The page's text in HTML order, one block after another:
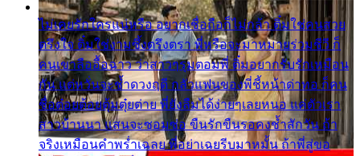
ไม่เคยรักใครแน่หรือ อยากเชื่อถือก็ไม่กล้า ติ๋มใช่คนสวย
ตรึงใจ ติ๋มใช่งามซึ้งตรึงตรา พี่หรือจะมาหมายร่วมชีวี ก็
คนเขาลืออื้อฉาว ว่าสาวๆรุมตอมพี่ ติ๋มอยากรับรักเหมือน
กัน แต่หวั่นจะช้ำดวงฤดี กลัวแฟนของพี่ชี้หน้าด่าทอ ก็คน
ชื่อต๋อยต้อยตุ้มตุ๋ยต่าย พี่ยังลืมได้ง่ายๆเลยหนอ แค่ตัวเรา
สาวบ้านนา แสนจะซอมซ่อ ขืนรักขืนรอคงช้ำสักวัน ถ้า
จริงเหมือนคำพร่ำเฉลย พี่อย่าเฉยรีบมาหมั้น ถ้าพี่สู่ขอ